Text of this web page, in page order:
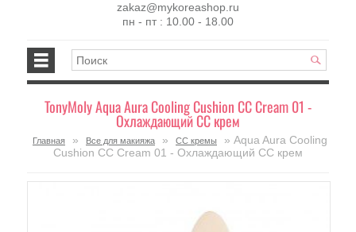
zakaz@mykoreashop.ru
пн - пт : 10.00 - 18.00
TonyMoly Aqua Aura Cooling Cushion CC Cream 01 -
Охлаждающий СС крем
Главная » Все для макияжа » СС кремы
» Aqua Aura Cooling
Cushion CC Cream 01 - Охлаждающий СС крем